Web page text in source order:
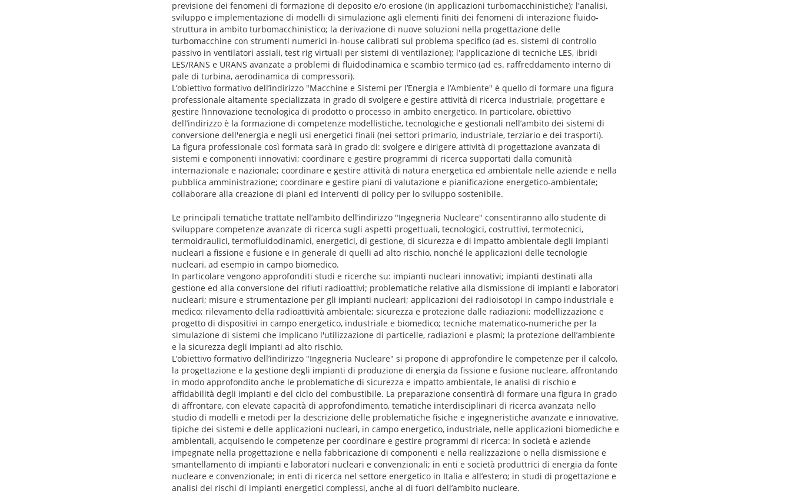
previsione dei fenomeni di formazione di deposito e/o erosione (in applicazioni turbomacchinistiche); l'analisi,
sviluppo e implementazione di modelli di simulazione agli elementi finiti dei fenomeni di interazione fluido-
struttura in ambito turbomacchinistico; la derivazione di nuove soluzioni nella progettazione delle
turbomacchine con strumenti numerici in-house calibrati sul problema specifico (ad es. sistemi di controllo
passivo in ventilatori assiali, test rig virtuali per sistemi di ventilazione); l'applicazione di tecniche LES, ibridi
LES/RANS e URANS avanzate a problemi di fluidodinamica e scambio termico (ad es. raffreddamento interno di
pale di turbina, aerodinamica di compressori).
L’obiettivo formativo dell’indirizzo "Macchine e Sistemi per l’Energia e l’Ambiente" è quello di formare una figura
professionale altamente specializzata in grado di svolgere e gestire attività di ricerca industriale, progettare e
gestire l’innovazione tecnologica di prodotto o processo in ambito energetico. In particolare, obiettivo
dell’indirizzo è la formazione di competenze modellistiche, tecnologiche e gestionali nell’ambito dei sistemi di
conversione dell'energia e negli usi energetici finali (nei settori primario, industriale, terziario e dei trasporti).
La figura professionale così formata sarà in grado di: svolgere e dirigere attività di progettazione avanzata di
sistemi e componenti innovativi; coordinare e gestire programmi di ricerca supportati dalla comunità
internazionale e nazionale; coordinare e gestire attività di natura energetica ed ambientale nelle aziende e nella
pubblica amministrazione; coordinare e gestire piani di valutazione e pianificazione energetico-ambientale;
collaborare alla creazione di piani ed interventi di policy per lo sviluppo sostenibile.
Le principali tematiche trattate nell’ambito dell’indirizzo "Ingegneria Nucleare" consentiranno allo studente di
sviluppare competenze avanzate di ricerca sugli aspetti progettuali, tecnologici, costruttivi, termotecnici,
termoidraulici, termofluidodinamici, energetici, di gestione, di sicurezza e di impatto ambientale degli impianti
nucleari a fissione e fusione e in generale di quelli ad alto rischio, nonché le applicazioni delle tecnologie
nucleari, ad esempio in campo biomedico.
In particolare vengono approfonditi studi e ricerche su: impianti nucleari innovativi; impianti destinati alla
gestione ed alla conversione dei rifiuti radioattivi; problematiche relative alla dismissione di impianti e laboratori
nucleari; misure e strumentazione per gli impianti nucleari; applicazioni dei radioisotopi in campo industriale e
medico; rilevamento della radioattività ambientale; sicurezza e protezione dalle radiazioni; modellizzazione e
progetto di dispositivi in campo energetico, industriale e biomedico; tecniche matematico-numeriche per la
simulazione di sistemi che implicano l'utilizzazione di particelle, radiazioni e plasmi; la protezione dell’ambiente
e la sicurezza degli impianti ad alto rischio.
L’obiettivo formativo dell’indirizzo "Ingegneria Nucleare" si propone di approfondire le competenze per il calcolo,
la progettazione e la gestione degli impianti di produzione di energia da fissione e fusione nucleare, affrontando
in modo approfondito anche le problematiche di sicurezza e impatto ambientale, le analisi di rischio e
affidabilità degli impianti e del ciclo del combustibile. La preparazione consentirà di formare una figura in grado
di affrontare, con elevate capacità di approfondimento, tematiche interdisciplinari di ricerca avanzata nello
studio di modelli e metodi per la descrizione delle problematiche fisiche e ingegneristiche avanzate e innovative,
tipiche dei sistemi e delle applicazioni nucleari, in campo energetico, industriale, nelle applicazioni biomediche e
ambientali, acquisendo le competenze per coordinare e gestire programmi di ricerca: in società e aziende
impegnate nella progettazione e nella fabbricazione di componenti e nella realizzazione o nella dismissione e
smantellamento di impianti e laboratori nucleari e convenzionali; in enti e società produttrici di energia da fonte
nucleare e convenzionale; in enti di ricerca nel settore energetico in Italia e all’estero; in studi di progettazione e
analisi dei rischi di impianti energetici complessi, anche al di fuori dell’ambito nucleare.